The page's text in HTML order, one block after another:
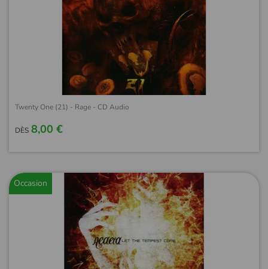
Twenty One (21) - Rage - CD Audio
DÈS 8,00 €
Occasion